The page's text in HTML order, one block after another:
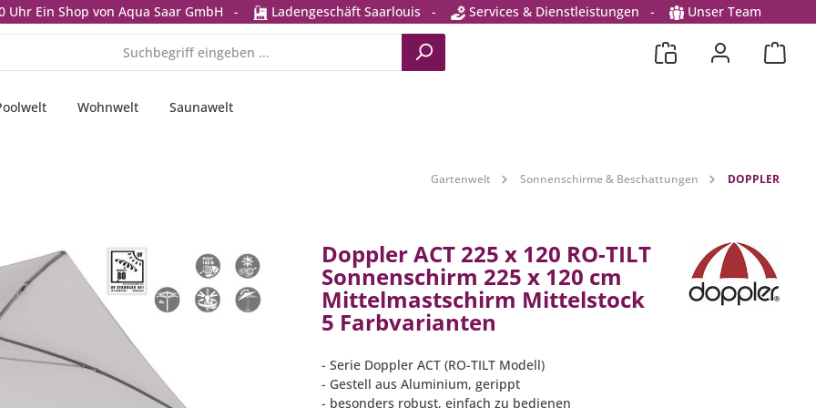
Uhr Ein Shop von Aqua Saar GmbH - Ladengeschäft Saarlouis - Services & Dienstleistungen - Unser Team
Wohnwelt Saunawelt
Gartenwelt Sonnenschirme & Beschattungen DOPPLER
Doppler ACT 225 x 120 RO-TILT
Sonnenschirm 225 x 120 cm
Mittelmastschirm Mittelstock
5 Farbvarianten
- Serie Doppler ACT (RO-TILT Modell)
- Gestell aus Aluminium, gerippt
- besonders robust, einfach zu bedienen